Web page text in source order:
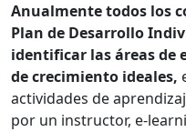
Anualmente todos los
Plan de Desarrollo
identificar las áreas de
de crecimiento ideales,
actividades de
por un instructor, e-